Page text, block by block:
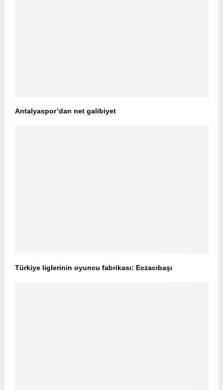
Antalyaspor’dan net galibiyet
Türkiye liglerinin oyuncu fabrikası: Eczacıbaşı